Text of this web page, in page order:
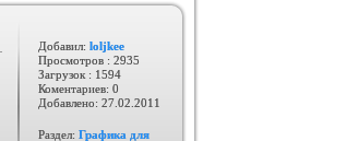
Добавил: loljkee
Просмотров : 2935
Загрузок : 1594
Коментариев: 0
Добавлено: 27.02.2011
Раздел: Графика для